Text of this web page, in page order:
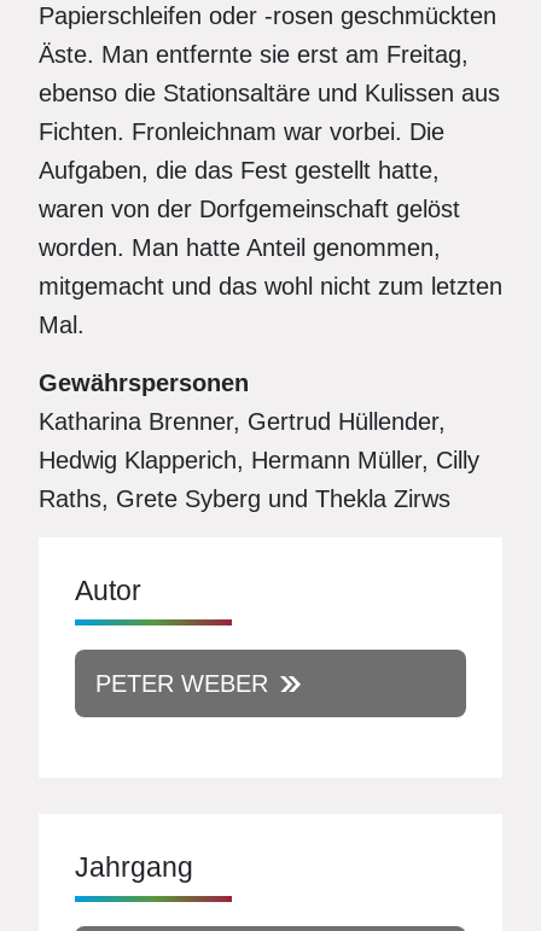
Papierschleifen oder -rosen geschmückten
Äste. Man entfernte sie erst am Freitag,
ebenso die Stationsaltäre und Kulissen aus
Fichten. Fronleichnam war vorbei. Die
Aufgaben, die das Fest gestellt hatte,
waren von der Dorfgemeinschaft gelöst
worden. Man hatte Anteil genommen,
mitgemacht und das wohl nicht zum letzten
Mal.
Gewährspersonen
Katharina Brenner, Gertrud Hüllender,
Hedwig Klapperich, Hermann Müller, Cilly
Raths, Grete Syberg und Thekla Zirws
Autor
PETER WEBER
Jahrgang